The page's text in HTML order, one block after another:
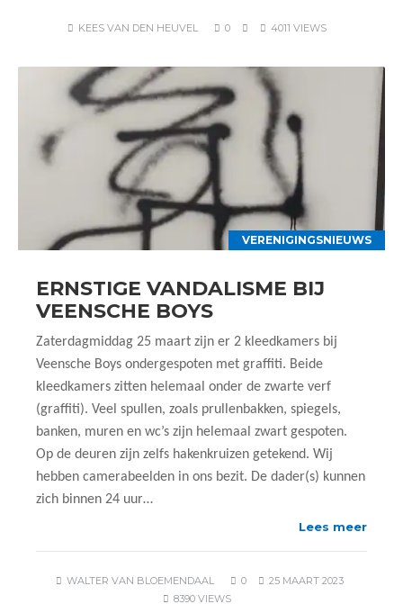
KEES VAN DEN HEUVEL 0 4011 VIEWS
VERENIGINGSNIEUWS
ERNSTIGE VANDALISME BIJ
VEENSCHE BOYS
Zaterdagmiddag 25 maart zijn er 2 kleedkamers bij
Veensche Boys ondergespoten met graffiti. Beide
kleedkamers zitten helemaal onder de zwarte verf
(graffiti). Veel spullen, zoals prullenbakken, spiegels,
banken, muren en wc’s zijn helemaal zwart gespoten.
Op de deuren zijn zelfs hakenkruizen getekend. Wij
hebben camerabeelden in ons bezit. De dader(s) kunnen
zich binnen 24 uur…
Lees meer
WALTER VAN BLOEMENDAAL 0
25 MAART 2023
8390 VIEWS